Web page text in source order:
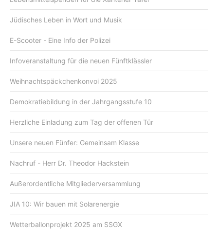
Jüdisches Leben in Wort und Musik
E-Scooter - Eine Info der Polizei
Infoveranstaltung für die neuen Fünftklässler
Weihnachtspäckchenkonvoi 2025
Demokratiebildung in der Jahrgangsstufe 10
Herzliche Einladung zum Tag der offenen Tür
Unsere neuen Fünfer: Gemeinsam Klasse
Nachruf - Herr Dr. Theodor Hackstein
Außerordentliche Mitgliederversammlung
JIA 10: Wir bauen mit Solarenergie
Wetterballonprojekt 2025 am SSGX